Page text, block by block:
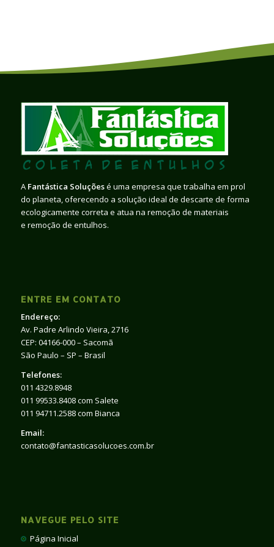
A Fantástica Soluçõesé uma empresa que trabalha em prol
do planeta, oferecendo a solução ideal de descarte de forma
ecologicamente correta e atua na remoção de materiais
e remoção de entulhos.
ENTRE EM CONTATO
Endereço:
Av. Padre Arlindo Vieira, 2716
CEP: 04166-000 – Sacomã
São Paulo – SP – Brasil
Telefones:
011 4329.8948
011 99533.8408 com Salete
011 94711.2588 com Bianca
Email:
contato@fantasticasolucoes.com.br
NAVEGUE PELO SITE
Página Inicial